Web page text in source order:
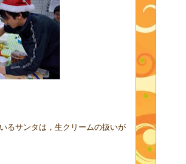
るサンタは，生クリームの扱いが